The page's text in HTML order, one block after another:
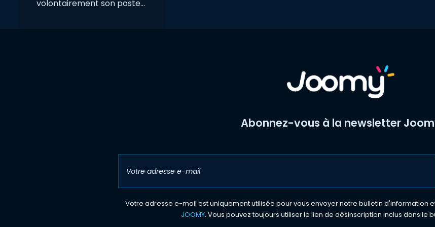
volontairement son poste...
Abonnez-vous à la newsletter
Votre adresse e-mail est uniquement utilisée pour vous envoyer notre bulletin d'information
JOOMY. Vous pouvez toujours utiliser le lien de désinscription inclus dans le